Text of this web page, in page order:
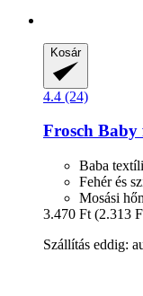
Kosár
4.4 (24)
Frosch Baby
Baba
Fehér és
Mosási
3.470 Ft (2.313
Szállítás eddig: